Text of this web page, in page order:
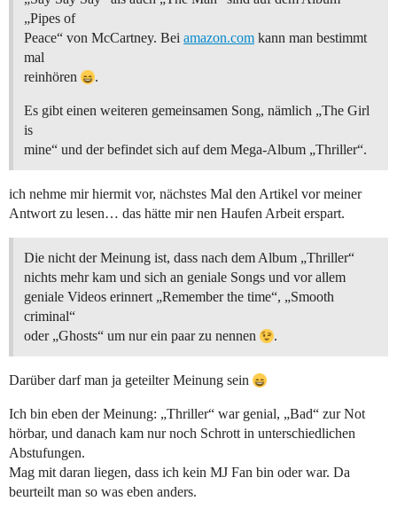
„Pipes of
Peace“ von McCartney. Bei amazon.com kann man bestimmt
mal
reinhören
.
Es gibt einen weiteren gemeinsamen Song, nämlich „The Girl
is
mine“ und der befindet sich auf dem Mega-Album „Thriller“.
ich nehme mir hiermit vor, nächstes Mal den Artikel vor meiner
Antwort zu lesen… das hätte mir nen Haufen Arbeit erspart.
Die nicht der Meinung ist, dass nach dem Album „Thriller“
nichts mehr kam und sich an geniale Songs und vor allem
geniale Videos erinnert „Remember the time“, „Smooth
criminal“
oder „Ghosts“ um nur ein paar zu nennen
.
Darüber darf man ja geteilter Meinung sein
Ich bin eben der Meinung: „Thriller“ war genial, „Bad“ zur Not
hörbar, und danach kam nur noch Schrott in unterschiedlichen
Abstufungen.
Mag mit daran liegen, dass ich kein MJ Fan bin oder war. Da
beurteilt man so was eben anders.